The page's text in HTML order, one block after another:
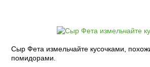
Сыр Фета измельчайте кусочками,
помидорами.